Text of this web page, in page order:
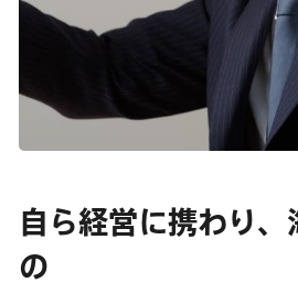
自ら経営に携わり
の